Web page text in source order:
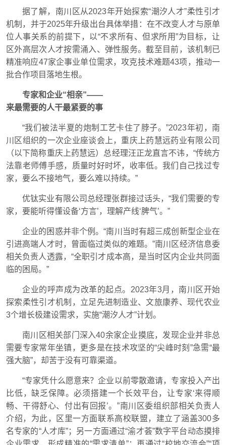
据了解，南川区从2023年开始探索“潮汐人才”柔性引才
机制，并于2025年升级出台具体举措：在不改变人才与原单
位人事关系的前提下，以“不求所有、但求所用”为目标，让
区外高层次人才按需涌入、弹性服务。截至目前，该机制已
精准响应47家企事业单位需求，攻克技术难题43项，推动一
批合作项目落地生根。
专家和企业“相亲”——
来最需要的人干最紧要的事
“我们被法半夏的炮制工艺卡住了脖子。”2023年初，南
川区组织的一次企业座谈会上，重庆上药慧远药业有限公司
（以下简称重庆上药慧远）总经理汪正龙直言不讳，“传统方
法靠老师傅手感，质量时好时坏，收率低。我们自己找过专
家，要么不接地气，要么难以持续。”
优钛实业有限公司总经理张群接过话头，“我们需要的专
家，要能听得懂设备‘方言’，理解产线‘脾气’。”
企业的困惑并非个例。“南川当时有超三成创新型企业在
引进高端人才时，曾面临过类似的难题。”南川区经济信息委
相关负责人透露，“全职引才成本高，是当时区内企业共同面
临的困局。”
企业的呼声成为改革的起点。2023年3月，南川区开始
探索柔性引才机制，立足先进制造业、文旅康养、现代农业
3个增长极建设需求，实施“潮汐人才”计划。
南川区相关部门深入40余家企业摸底，发现企业并非总
需要专家常年坐镇，更多是在技术攻坚的“尖峰时刻”急需“最
强大脑”，却苦于没有可靠渠道。
“专家凭什么愿意来？企业以前零散邀请，专家投入产出
比低，缺乏保障。必须搭建一个长效平台，让专家‘来得顺
畅、干得舒心、付出有回报’。”南川区委组织部相关负责人
介绍，为此，区里一方面联系高校联盟，建立了涵盖300多
名专家的“人才库”；另一方面通过“渝才荟”数字平台动态摸排